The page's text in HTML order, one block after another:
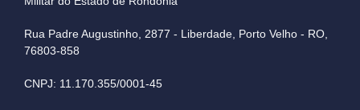
Rua Padre Augustinho, 2877 - Liberdade, Porto Velho - RO,
76803-858
CNPJ: 11.170.355/0001-45